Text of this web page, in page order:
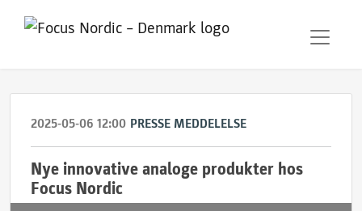
2025-05-06 12:00 PRESSE MEDDELELSE
Nye innovative analoge produkter hos
Focus Nordic